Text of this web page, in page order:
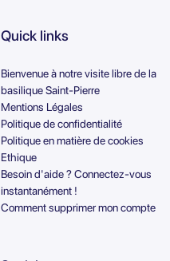
Quick links
Bienvenue à notre visite libre de la
basilique Saint-Pierre
Mentions Légales
Politique de confidentialité
Politique en matière de cookies
Ethique
Besoin d'aide ? Connectez-vous
instantanément !
Comment supprimer mon compte